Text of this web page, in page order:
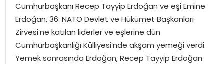
TEKNOLOJI
EĞITIM
GENEL
Cumhurbaşkanı Recep Tayyip Erdoğan ve eşi Emine
Erdoğan, 36. NATO Devlet ve Hükümet Başkanları
Zirvesi’ne katılan liderler ve eşlerine dün
Cumhurbaşkanlığı Külliyesi’nde akşam yemeği verdi.
Yemek sonrasında Erdoğan, Recep Tayyip Erdoğan